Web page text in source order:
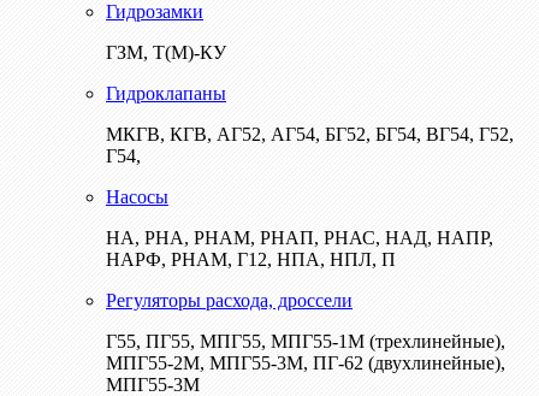
Гидрозамки
ГЗМ, Т(М)-КУ
Гидроклапаны
МКГВ, КГВ, АГ52, АГ54, БГ52, БГ54, ВГ54, Г52,
Г54,
Насосы
НА, РНА, РНАМ, РНАП, РНАС, НАД, НАПР,
НАРФ, РНАМ, Г12, НПА, НПЛ, П
Регуляторы расхода, дроссели
Г55, ПГ55, МПГ55, МПГ55-1М (трехлинейные),
МПГ55-2М, МПГ55-3М, ПГ-62 (двухлинейные),
МПГ55-3М